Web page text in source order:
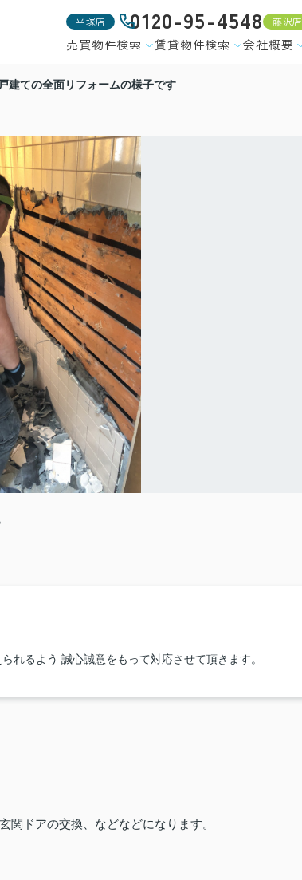
平塚店 0120-95-4548 藤沢店
売買物件検索 賃貸物件検索 会社概要
戸建ての全面リフォームの様子です
れるよう 誠心誠意をもって対応させて頂きます。
関ドアの交換、などなどになります。